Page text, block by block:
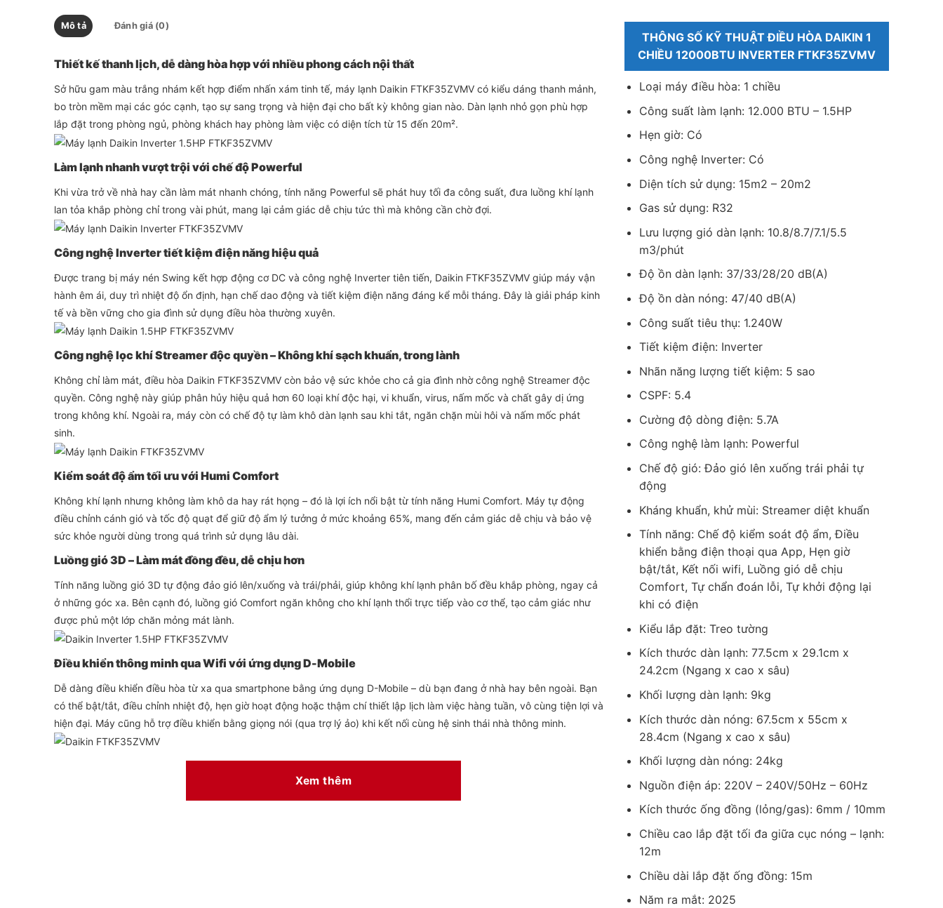
Mô tả Đánh giá (0)
Thiết kế thanh lịch, dễ dàng hòa hợp với nhiều phong cách nội thất
Sở hữu gam màu trắng nhám kết hợp điểm nhấn xám tinh tế, máy lạnh Daikin FTKF35ZVMV có kiểu dáng thanh mảnh,
bo tròn mềm mại các góc cạnh, tạo sự sang trọng và hiện đại cho bất kỳ không gian nào. Dàn lạnh nhỏ gọn phù hợp
lắp đặt trong phòng ngủ, phòng khách hay phòng làm việc có diện tích từ 15 đến 20m².
Làm lạnh nhanh vượt trội với chế độ Powerful
Khi vừa trở về nhà hay cần làm mát nhanh chóng, tính năng Powerful sẽ phát huy tối đa công suất, đưa luồng khí lạnh
lan tỏa khắp phòng chỉ trong vài phút, mang lại cảm giác dễ chịu tức thì mà không cần chờ đợi.
Công nghệ Inverter tiết kiệm điện năng hiệu quả
Được trang bị máy nén Swing kết hợp động cơ DC và công nghệ Inverter tiên tiến, Daikin FTKF35ZVMV giúp máy vận
hành êm ái, duy trì nhiệt độ ổn định, hạn chế dao động và tiết kiệm điện năng đáng kể mỗi tháng. Đây là giải pháp kinh
tế và bền vững cho gia đình sử dụng điều hòa thường xuyên.
Công nghệ lọc khí Streamer độc quyền – Không khí sạch khuẩn, trong lành
Không chỉ làm mát, điều hòa Daikin FTKF35ZVMV còn bảo vệ sức khỏe cho cả gia đình nhờ công nghệ Streamer độc
quyền. Công nghệ này giúp phân hủy hiệu quả hơn 60 loại khí độc hại, vi khuẩn, virus, nấm mốc và chất gây dị ứng
trong không khí. Ngoài ra, máy còn có chế độ tự làm khô dàn lạnh sau khi tắt, ngăn chặn mùi hôi và nấm mốc phát
sinh.
Kiểm soát độ ẩm tối ưu với Humi Comfort
Không khí lạnh nhưng không làm khô da hay rát họng – đó là lợi ích nổi bật từ tính năng Humi Comfort. Máy tự động
điều chỉnh cánh gió và tốc độ quạt để giữ độ ẩm lý tưởng ở mức khoảng 65%, mang đến cảm giác dễ chịu và bảo vệ
sức khỏe người dùng trong quá trình sử dụng lâu dài.
Luồng gió 3D – Làm mát đồng đều, dễ chịu hơn
Tính năng luồng gió 3D tự động đảo gió lên/xuống và trái/phải, giúp không khí lạnh phân bố đều khắp phòng, ngay cả
ở những góc xa. Bên cạnh đó, luồng gió Comfort ngăn không cho khí lạnh thổi trực tiếp vào cơ thể, tạo cảm giác như
được phủ một lớp chăn mỏng mát lành.
Điều khiển thông minh qua Wifi với ứng dụng D-Mobile
Dễ dàng điều khiển điều hòa từ xa qua smartphone bằng ứng dụng D-Mobile – dù bạn đang ở nhà hay bên ngoài. Bạn
có thể bật/tắt, điều chỉnh nhiệt độ, hẹn giờ hoạt động hoặc thậm chí thiết lập lịch làm việc hàng tuần, vô cùng tiện lợi và
hiện đại. Máy cũng hỗ trợ điều khiển bằng giọng nói (qua trợ lý ảo) khi kết nối cùng hệ sinh thái nhà thông minh.
Xem thêm
THÔNG SỐ KỸ THUẬT ĐIỀU HÒA DAIKIN 1
CHIỀU 12000BTU INVERTER FTKF35ZVMV
Loại máy điều hòa: 1 chiều
Công suất làm lạnh: 12.000 BTU – 1.5HP
Hẹn giờ: Có
Công nghệ Inverter: Có
Diện tích sử dụng: 15m2 – 20m2
Gas sử dụng: R32
Lưu lượng gió dàn lạnh: 10.8/8.7/7.1/5.5
m3/phút
Độ ồn dàn lạnh: 37/33/28/20 dB(A)
Độ ồn dàn nóng: 47/40 dB(A)
Công suất tiêu thụ: 1.240W
Tiết kiệm điện: Inverter
Nhãn năng lượng tiết kiệm: 5 sao
CSPF: 5.4
Cường độ dòng điện: 5.7A
Công nghệ làm lạnh: Powerful
Chế độ gió: Đảo gió lên xuống trái phải tự
động
Kháng khuẩn, khử mùi: Streamer diệt khuẩn
Tính năng: Chế độ kiểm soát độ ẩm, Điều
khiển bằng điện thoại qua App, Hẹn giờ
bật/tắt, Kết nối wifi, Luồng gió dễ chịu
Comfort, Tự chẩn đoán lỗi, Tự khởi động lại
khi có điện
Kiểu lắp đặt: Treo tường
Kích thước dàn lạnh: 77.5cm x 29.1cm x
24.2cm (Ngang x cao x sâu)
Khối lượng dàn lạnh: 9kg
Kích thước dàn nóng: 67.5cm x 55cm x
28.4cm (Ngang x cao x sâu)
Khối lượng dàn nóng: 24kg
Nguồn điện áp: 220V – 240V/50Hz – 60Hz
Kích thước ống đồng (lỏng/gas): 6mm / 10mm
Chiều cao lắp đặt tối đa giữa cục nóng – lạnh:
12m
Chiều dài lắp đặt ống đồng: 15m
Năm ra mắt: 2025